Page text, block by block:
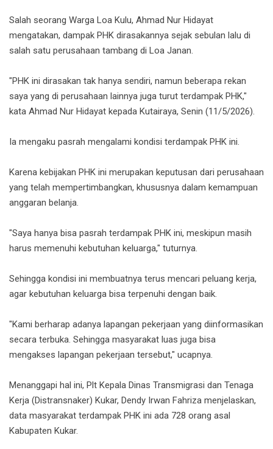
Salah seorang Warga Loa Kulu, Ahmad Nur Hidayat
mengatakan, dampak PHK dirasakannya sejak sebulan lalu di
salah satu perusahaan tambang di Loa Janan.
"PHK ini dirasakan tak hanya sendiri, namun beberapa rekan
saya yang di perusahaan lainnya juga turut terdampak PHK,"
kata Ahmad Nur Hidayat kepada Kutairaya, Senin (11/5/2026).
Ia mengaku pasrah mengalami kondisi terdampak PHK ini.
Karena kebijakan PHK ini merupakan keputusan dari perusahaan
yang telah mempertimbangkan, khususnya dalam kemampuan
anggaran belanja.
"Saya hanya bisa pasrah terdampak PHK ini, meskipun masih
harus memenuhi kebutuhan keluarga," tuturnya.
Sehingga kondisi ini membuatnya terus mencari peluang kerja,
agar kebutuhan keluarga bisa terpenuhi dengan baik.
"Kami berharap adanya lapangan pekerjaan yang diinformasikan
secara terbuka. Sehingga masyarakat luas juga bisa
mengakses lapangan pekerjaan tersebut," ucapnya.
Menanggapi hal ini, Plt Kepala Dinas Transmigrasi dan Tenaga
Kerja (Distransnaker) Kukar, Dendy Irwan Fahriza menjelaskan,
data masyarakat terdampak PHK ini ada 728 orang asal
Kabupaten Kukar.